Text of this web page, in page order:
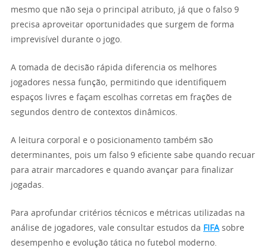
mesmo que não seja o principal atributo, já que o falso 9
precisa aproveitar oportunidades que surgem de forma
imprevisível durante o jogo.
A tomada de decisão rápida diferencia os melhores
jogadores nessa função, permitindo que identifiquem
espaços livres e façam escolhas corretas em frações de
segundos dentro de contextos dinâmicos.
A leitura corporal e o posicionamento também são
determinantes, pois um falso 9 eficiente sabe quando recuar
para atrair marcadores e quando avançar para finalizar
jogadas.
Para aprofundar critérios técnicos e métricas utilizadas na
análise de jogadores, vale consultar estudos da FIFA sobre
desempenho e evolução tática no futebol moderno.